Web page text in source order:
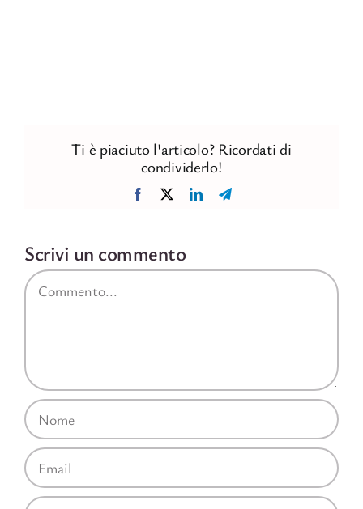
Ti è piaciuto l'articolo? Ricordati di
condividerlo!
Facebook LinkedInTelegram
Scrivi un commento
Commento